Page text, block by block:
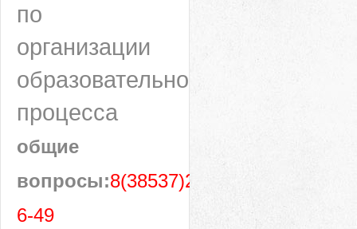
по
организации
образовательного
процесса
общие
вопросы:8(38537)28-
6-49